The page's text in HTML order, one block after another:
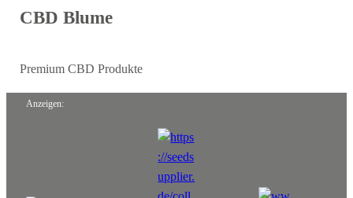
CBD Blume
Premium CBD Produkte
Anzeigen: